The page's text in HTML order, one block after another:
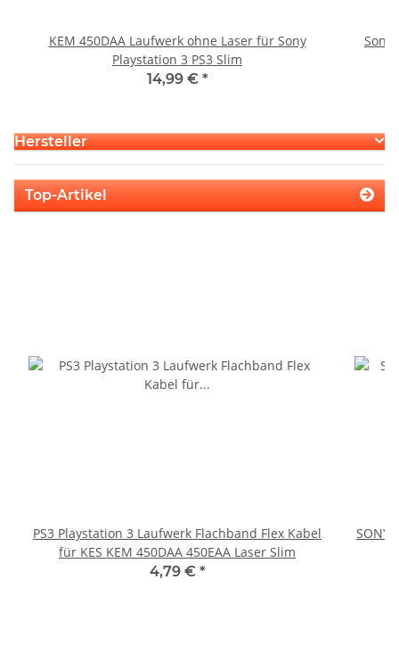
KEM 450DAA Laufwerk ohne Laser für Sony
Playstation 3 PS3 Slim
14,99 € *
Sony
Hersteller
Top-Artikel
PS3 Playstation 3 Laufwerk Flachband Flex Kabel
für KES KEM 450DAA 450EAA Laser Slim
4,79 € *
SONY